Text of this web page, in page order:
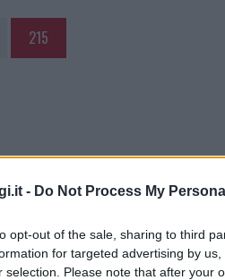
- Do Not Process My
opt-out of the sale, sharing to third
for targeted advertising by
selection. Please note that after your
215